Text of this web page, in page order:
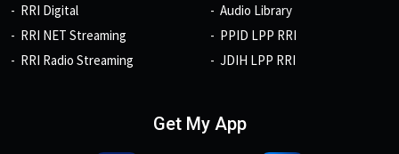
RRI Digital
RRI NET Streaming
RRI Radio Streaming
Audio Library
PPID LPP RRI
JDIH LPP RRI
Get My App